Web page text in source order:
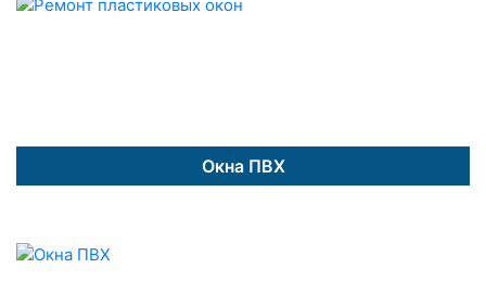
Окна ПВХ